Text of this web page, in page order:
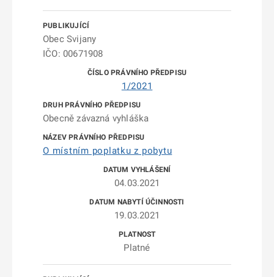
Obec Svijany
IČO: 00671908
1/2021
Obecně závazná vyhláška
O místním poplatku z pobytu
04.03.2021
19.03.2021
Platné